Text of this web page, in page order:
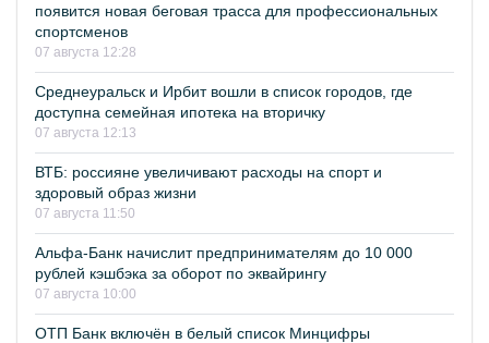
появится новая беговая трасса для профессиональных
спортсменов
07 августа 12:28
Среднеуральск и Ирбит вошли в список городов, где
доступна семейная ипотека на вторичку
07 августа 12:13
ВТБ: россияне увеличивают расходы на спорт и
здоровый образ жизни
07 августа 11:50
Альфа-Банк начислит предпринимателям до 10 000
рублей кэшбэка за оборот по эквайрингу
07 августа 10:00
ОТП Банк включён в белый список Минцифры